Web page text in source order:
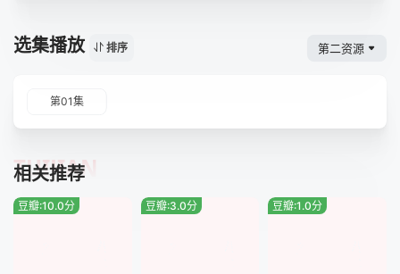
选集播放 排序 第二资源
第01集
相关推荐
TUIJIAN
豆瓣:10.0分 豆瓣:3.0分 豆瓣:1.0分